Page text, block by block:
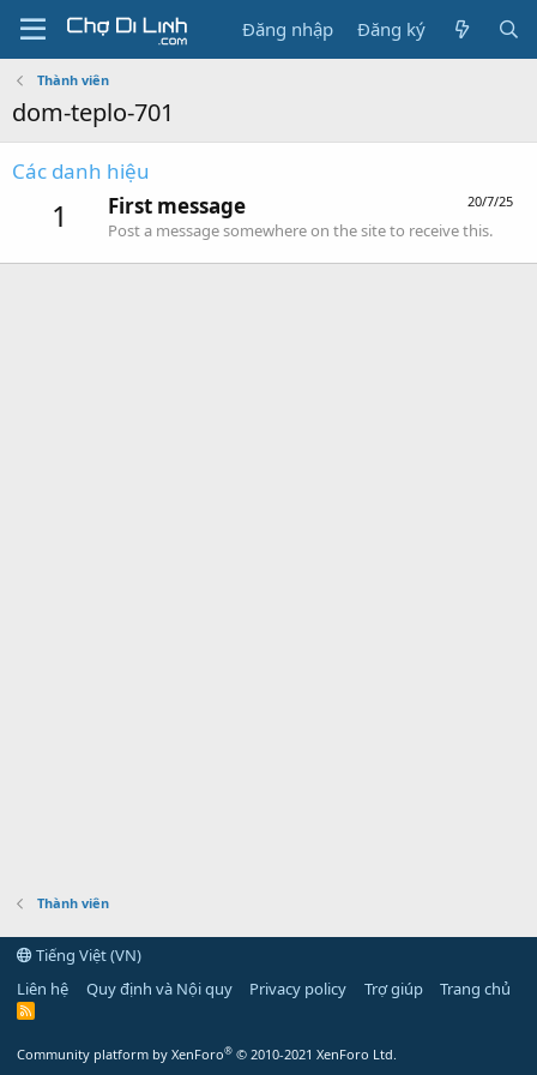
Đăng nhập Đăng ký
Thành viên
dom-teplo-701
Các danh hiệu
1 20/7/25
First message
Post a message somewhere on the site to receive this.
Thành viên
Tiếng Việt (VN)
Liên hệ
Quy định và Nội quy Privacy policy Trợ giúp Trang chủ
R
Community platform by XenForo® © 2010-2021 XenForo Ltd.